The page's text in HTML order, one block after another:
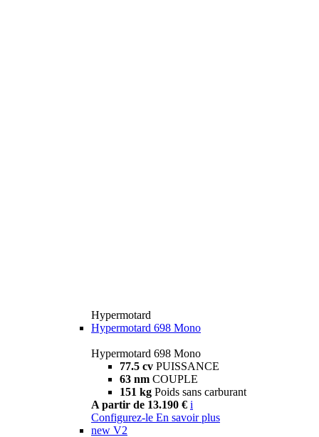
Hypermotard
Hypermotard 698 Mono
Hypermotard 698 Mono
77.5 cv PUISSANCE
63 nm COUPLE
151 kg Poids sans carburant
A partir de 13.190 € i
Configurez-le En savoir plus
new V2